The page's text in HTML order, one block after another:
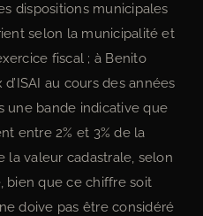
dispositions municipales
selon la municipalité et
fiscal ; à Benito
au cours des années
une bande indicative que
entre 2% et 3% de la
la valeur cadastrale, selon
bien que ce chiffre soit
doive pas être considéré